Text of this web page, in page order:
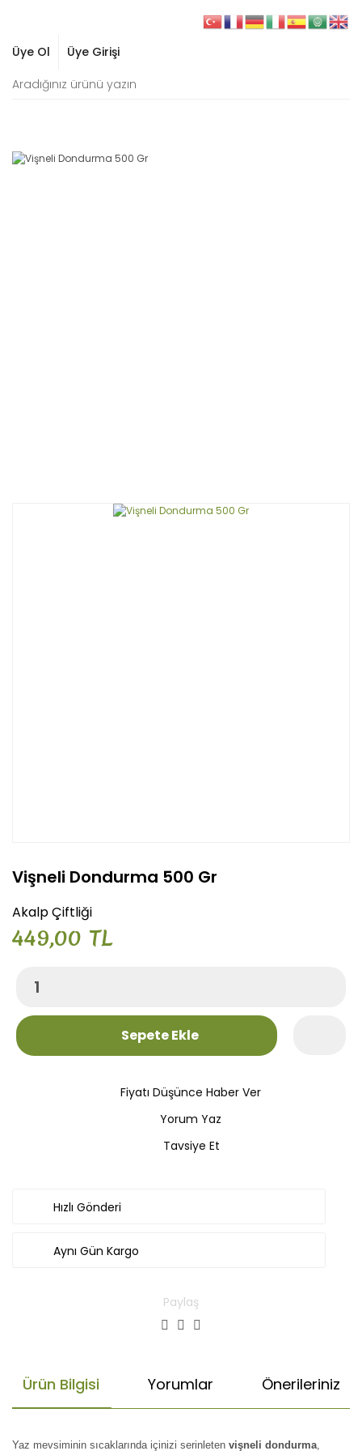
Üye Ol Üye Girişi
Vişneli Dondurma 500 Gr
Akalp Çiftliği
449,00 TL
Sepete Ekle
Fiyatı Düşünce Haber Ver
Yorum Yaz
Tavsiye Et
Hızlı Gönderi
Aynı Gün Kargo
Paylaş
Ürün Bilgisi Yorumlar Önerileriniz
Yaz mevsiminin sıcaklarında içinizi serinleten vişneli dondurma,